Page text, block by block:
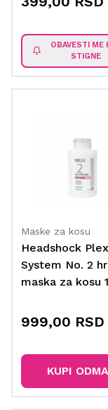
OBAVESTI ME
STIGNE
Maske za kosu
Headshock Plex
System No. 2
maska za kosu
999,00 RSD
KUPI